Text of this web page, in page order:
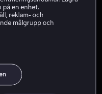
på en enhet.
reklam- och
målgrupp och